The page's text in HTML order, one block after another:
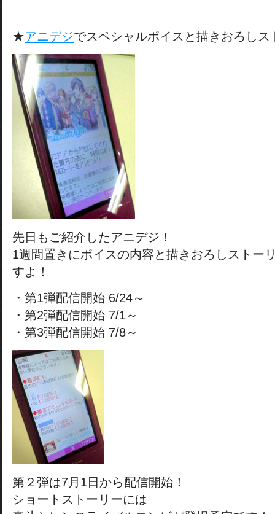
★アニデジでスペシャルボイスと描きおろしス
先日もご紹介したアニデジ！
1週間置きにボイスの内容と描きおろしストー
すよ！
・第1弾配信開始 6/24～
・第2弾配信開始 7/1～
・第3弾配信開始 7/8～
第２弾は7月1日から配信開始！
ショートストーリーには